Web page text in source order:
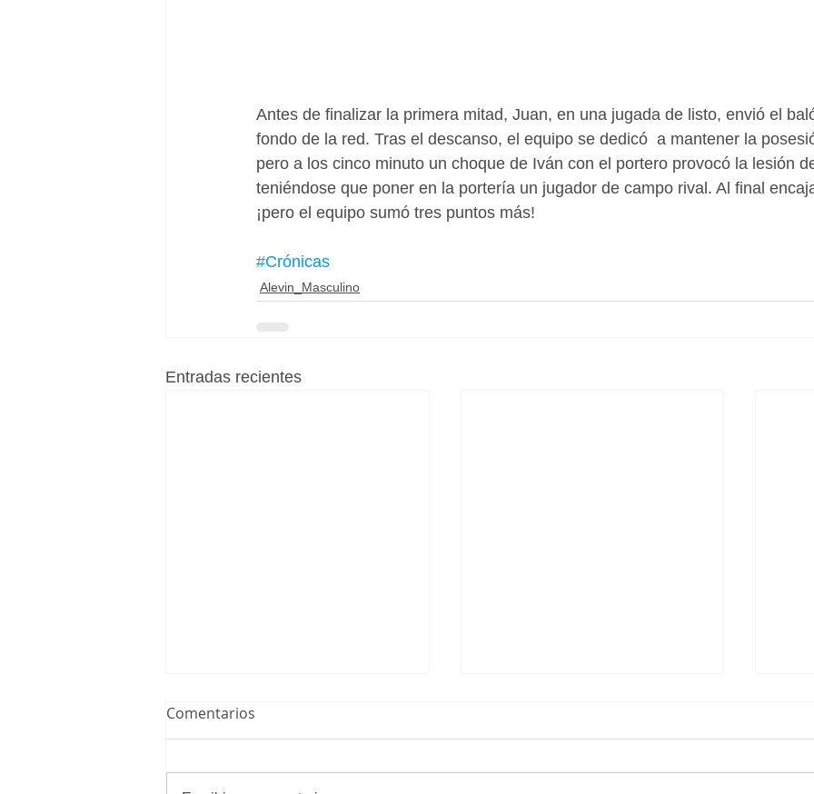
Antes de finalizar la primera mitad, Juan, en una jugada de listo, envió el
fondo de la red. Tras el descanso, el equipo se dedicó  a mantener la
pero a los cinco minuto un choque de Iván con el portero provocó la lesión
teniéndose que poner en la portería un jugador de campo rival. Al final
¡pero el equipo sumó tres puntos más!
#Crónicas
Alevin_Masculino
Entradas recientes
Comentarios